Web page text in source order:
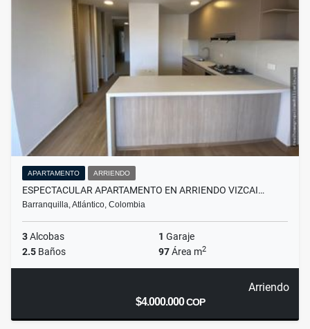
APARTAMENTO ARRIENDO
ESPECTACULAR APARTAMENTO EN ARRIENDO VIZCAI…
Barranquilla, Atlántico, Colombia
3Alcobas 1 Garaje
2.5 Baños 97Área m2
Arriendo
$4.000.000COP